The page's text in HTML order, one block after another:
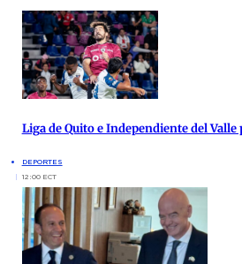
Liga de Quito e Independiente del
DEPORTES
12:00 ECT